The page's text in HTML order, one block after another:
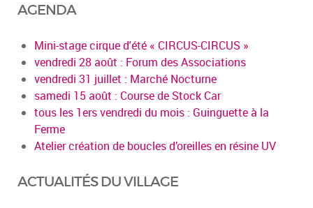
AGENDA
Mini-stage cirque d'été « CIRCUS-CIRCUS »
vendredi 28 août : Forum des Associations
vendredi 31 juillet : Marché Nocturne
samedi 15 août : Course de Stock Car
tous les 1ers vendredi du mois : Guinguette à la
Ferme
Atelier création de boucles d’oreilles en résine UV
ACTUALITÉS DU VILLAGE